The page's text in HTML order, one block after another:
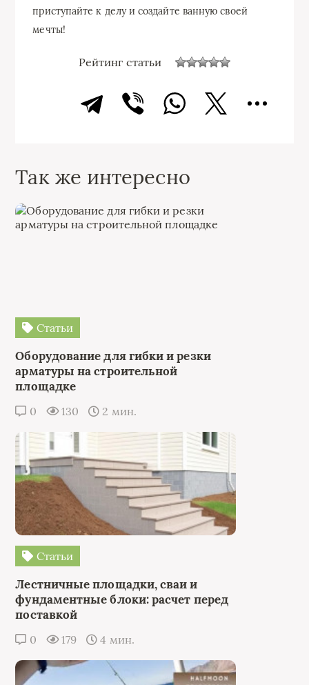
приступайте к делу и создайте ванную своей
мечты!
Рейтинг статьи
Так же интересно
Статьи
Оборудование для гибки и резки
арматуры на строительной
площадке
0 130 2 мин.
Статьи
Лестничные площадки, сваи и
фундаментные блоки: расчет перед
поставкой
0 179 4 мин.